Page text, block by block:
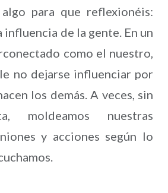
para que reflexionéis:
influencia de la gente. En un
como el nuestro,
no dejarse influenciar por
los demás. A veces, sin
moldeamos nuestras
y acciones según lo